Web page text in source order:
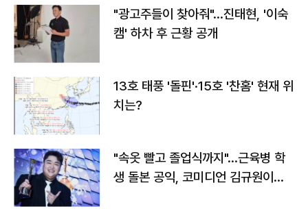
"광고주들이 찾아줘"…진태현, '이숙
캠' 하차 후 근황 공개
13호 태풍 '돌핀'·15호 '찬홈' 현재 위
치는?
"속옷 빨고 졸업식까지"…근육병 학
생 돌본 공익, 코미디언 김규원이었